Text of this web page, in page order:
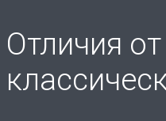
Отличия от